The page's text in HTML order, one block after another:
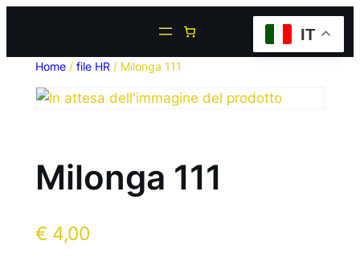
Home/ file HR / Milonga 111
Milonga 111
€ 4,00
IT